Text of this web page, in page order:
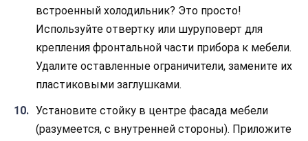
встроенный холодильник? Это просто!
Используйте отвертку или шуруповерт для
крепления фронтальной части прибора к мебели.
Удалите оставленные ограничители, замените их
пластиковыми заглушками.
Установите стойку в центре фасада мебели
(разумеется, с внутренней стороны). Приложите